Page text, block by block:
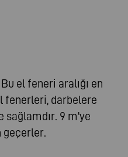
el feneri aralığı en
fenerleri, darbelere
sağlamdır. 9 m'ye
geçerler.